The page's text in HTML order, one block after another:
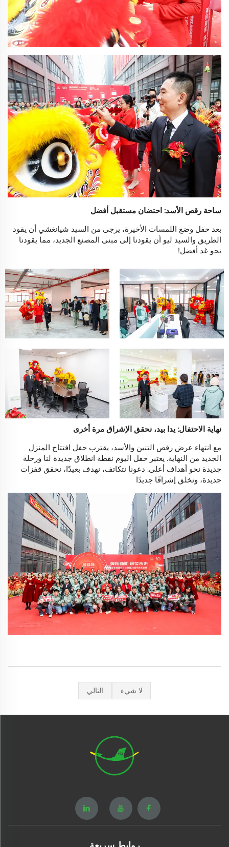
ساحة رقص الأسد: احتضان مستقبل أفضل
بعد حفل وضع اللمسات الأخيرة، يرجى من السيد شيانغشي أن يقود
الطريق والسيد ليو أن يقودنا إلى مبنى المصنع الجديد، مما يقودنا
نحو غد أفضل!
نهاية الاحتفال: يدا بيد، نحقق الإشراق مرة أخرى
مع انتهاء عرض رقص التنين والأسد، يقترب حفل افتتاح المنزل
الجديد من النهاية. يعتبر حفل اليوم نقطة انطلاق جديدة لنا ورحلة
جديدة نحو أهداف أعلى. دعونا نتكاتف، نهدف بعيدًا، نحقق قفزات
جديدة، ونخلق إشراقًا جديدًا
لا شيء التالي